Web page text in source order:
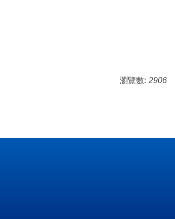
瀏覽數: 2906